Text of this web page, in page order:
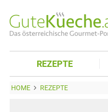
REZEPTE
HOME REZEPTE